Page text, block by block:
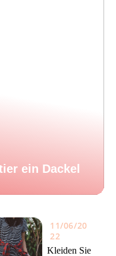
ein Dackel
11/06/20
22
Kleiden Sie